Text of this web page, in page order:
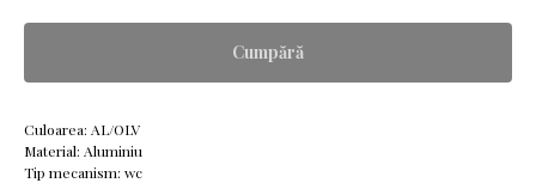
Cumpără
Culoarea: AL/OLV
Material: Aluminiu
Tip mecanism: wc